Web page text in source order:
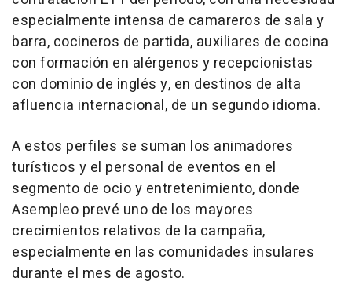
especialmente intensa de camareros de sala y
barra, cocineros de partida, auxiliares de cocina
con formación en alérgenos y recepcionistas
con dominio de inglés y, en destinos de alta
afluencia internacional, de un segundo idioma.
A estos perfiles se suman los animadores
turísticos y el personal de eventos en el
segmento de ocio y entretenimiento, donde
Asempleo prevé uno de los mayores
crecimientos relativos de la campaña,
especialmente en las comunidades insulares
durante el mes de agosto.